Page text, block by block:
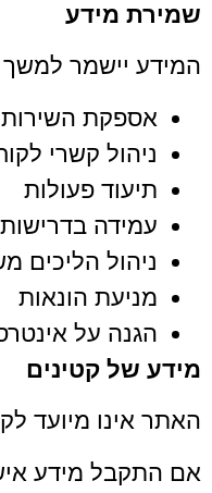
שמירת מידע
המידע יישמר
אספקת
ניהול קשרי
תיעוד פעולות
עמידה בדרישות
ניהול הליכים
מניעת הונאות
הגנה על
מידע של קטינים
האתר אינו מיועד
אם התקבל מידע